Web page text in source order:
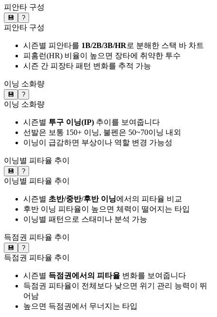
피안타 구성
💾 ?
피안타 구성
시즌별 피안타를 1B/2B/3B/HR로 분해한 스택 바 차트
피홈런(HR) 비율이 높으면 장타에 취약한 투수
시즌 간 피장타 패턴 변화를 추적 가능
이닝 소화량
💾 ?
이닝 소화량
시즌별 투구 이닝(IP) 추이를 보여줍니다
선발은 보통 150+ 이닝, 불펜은 50~70이닝 내외
이닝이 급감하면 부상이나 역할 변경 가능성
이닝별 피타율 추이
💾 ?
이닝별 피타율 추이
시즌별 초반/중반/후반 이닝에서의 피타율 비교
후반 이닝 피타율이 높으면 체력이 떨어지는 타입
이닝별 패턴으로 스태미나 분석 가능
득점권 피타율 추이
💾 ?
득점권 피타율 추이
시즌별 득점권에서의 피타율 변화를 보여줍니다
득점권 피타율이 전체보다 낮으면 위기 관리 능력이 뛰
어남
높으면 득점권에서 무너지는 타입